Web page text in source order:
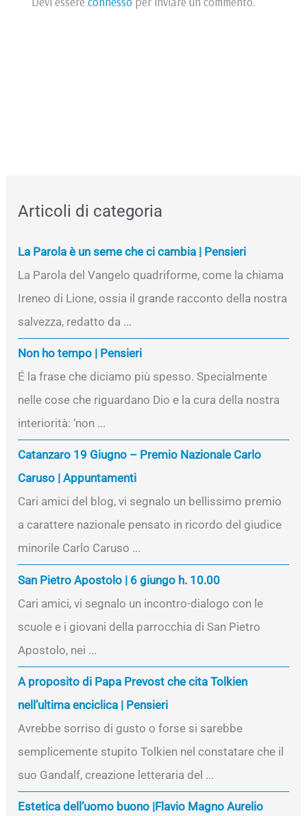
Articoli di categoria
La Parola è un seme che ci cambia | Pensieri
La Parola del Vangelo quadriforme, come la chiama
Ireneo di Lione, ossia il grande racconto della nostra
salvezza, redatto da ...
Non ho tempo | Pensieri
É la frase che diciamo più spesso. Specialmente
nelle cose che riguardano Dio e la cura della nostra
interiorità: ‘non ...
Catanzaro 19 Giugno – Premio Nazionale Carlo
Caruso | Appuntamenti
Cari amici del blog, vi segnalo un bellissimo premio
a carattere nazionale pensato in ricordo del giudice
minorile Carlo Caruso ...
San Pietro Apostolo | 6 giungo h. 10.00
Cari amici, vi segnalo un incontro-dialogo con le
scuole e i giovani della parrocchia di San Pietro
Apostolo, nei ...
A proposito di Papa Prevost che cita Tolkien
nell’ultima enciclica | Pensieri
Avrebbe sorriso di gusto o forse si sarebbe
semplicemente stupito Tolkien nel constatare che il
suo Gandalf, creazione letteraria del ...
Estetica dell’uomo buono |Flavio Magno Aurelio